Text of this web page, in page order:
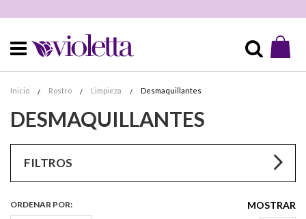
Buscar
Inicio Rostro Limpieza Desmaquillantes
DESMAQUILLANTES
MOSTRAR
ORDENAR POR
FILTROS